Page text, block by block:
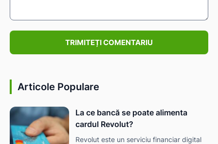
Articole Populare
La ce bancă se poate alimenta
cardul Revolut?
Revolut este un serviciu financiar digital